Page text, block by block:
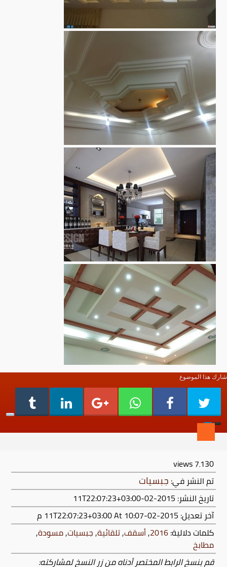
شارك هذا الموضوع
7٬130views
تم النشر في: جبسيات
تاريخ النشر: 2015-02-11T22:07:23+03:00
آخر تعديل: 2015-02-11T22:07:23+03:00
At 10:07 م
كلمات دلالية:2016
,أسقف,تلقائية,جبسيات,مسودة,
مطابخ
قم بنسخ الرابط المختصر أدناه من زر النسخ لمشاركته: